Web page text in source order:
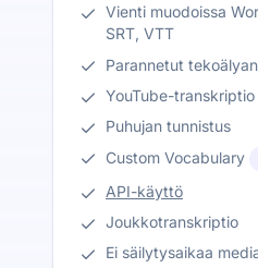
Vienti muodoissa
SRT, VTT
Parannetut
YouTube-transkriptio
Puhujan tunnistus
Custom Vocabulary
API-käyttö
Joukkotranskriptio
Ei säilytysaikaa